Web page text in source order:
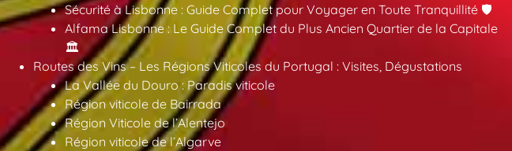
Sécurité à Lisbonne : Guide Complet pour Voyager en Toute Tranquillité 🛡️
Alfama Lisbonne : Le Guide Complet du Plus Ancien Quartier de la Capitale
🏛️
Routes des Vins – Les Régions Viticoles du Portugal : Visites, Dégustations
La Vallée du Douro : Paradis viticole
Région viticole de Bairrada
Région Viticole de l’Alentejo
Région viticole de l’Algarve